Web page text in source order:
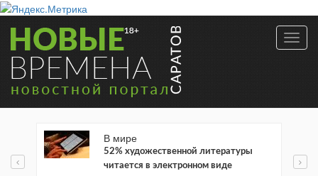
В мире
52% художественной литературы
читается в электронном виде